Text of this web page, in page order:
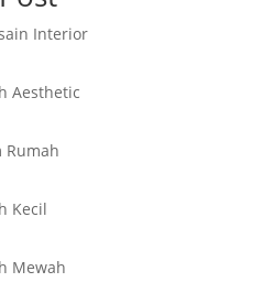
Interior
Aesthetic
Rumah
Kecil
Mewah